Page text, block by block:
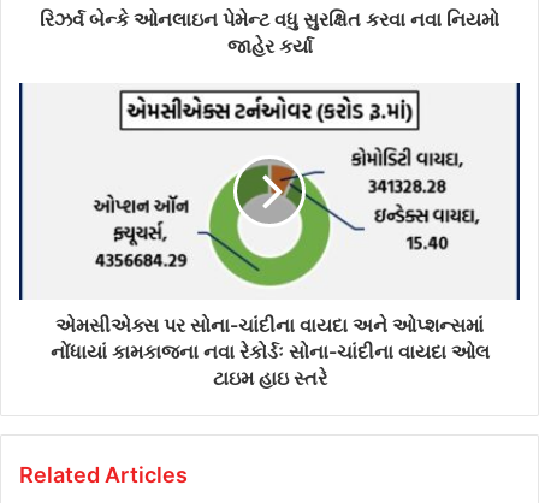
રિઝર્વ બેન્કે ઓનલાઇન પેમેન્ટ વધુ સુરક્ષિત કરવા નવા નિયમો
જાહેર કર્યા
એમસીએક્સ પર સોના-ચાંદીના વાયદા અને ઓપ્શન્સમાં
નોંધાયાં કામકાજના નવા રેકોર્ડઃ સોના-ચાંદીના વાયદા ઓલ
ટાઇમ હાઇ સ્તરે
Related Articles